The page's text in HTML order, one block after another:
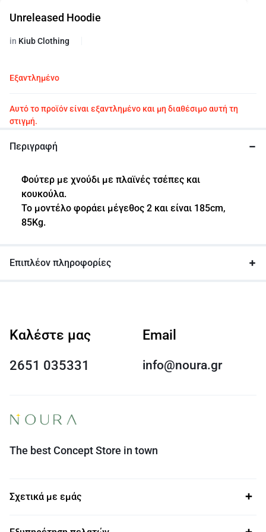
Unreleased Hoodie
in Kiub Clothing
Εξαντλημένο
Αυτό το προϊόν είναι εξαντλημένο και μη διαθέσιμο αυτή τη
στιγμή.
Περιγραφή
Φούτερ με χνούδι με πλαϊνές τσέπες και
κουκούλα.
Το μοντέλο φοράει μέγεθος 2 και είναι 185cm,
85Kg.
Επιπλέον πληροφορίες
Καλέστε μας
2651 035331
Email
info@noura.gr
The best Concept Store in town
Σχετικά με εμάς